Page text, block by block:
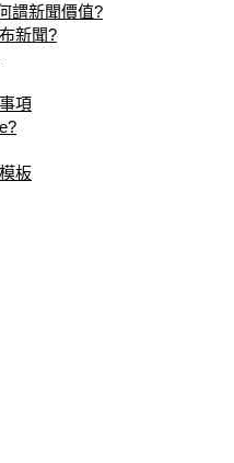
謂新聞價值?
新聞?
項
板